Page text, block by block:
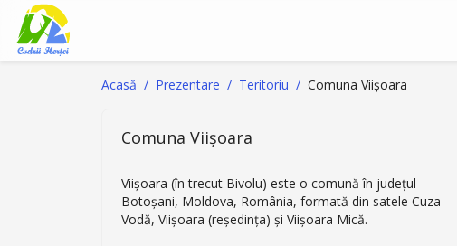
Acasă Prezentare Teritoriu Comuna Viișoara
Comuna Viișoara
Viișoara (în trecut Bivolu) este o comună în județul
Botoșani, Moldova, România, formată din satele Cuza
Vodă, Viișoara (reședința) și Viișoara Mică.